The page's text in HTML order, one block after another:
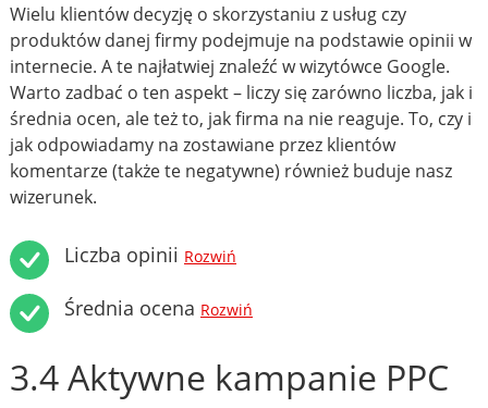
Wielu klientów decyzję o skorzystaniu z usług czy
produktów danej firmy podejmuje na podstawie opinii w
internecie. A te najłatwiej znaleźć w wizytówce Google.
Warto zadbać o ten aspekt – liczy się zarówno liczba, jak i
średnia ocen, ale też to, jak firma na nie reaguje. To, czy i
jak odpowiadamy na zostawiane przez klientów
komentarze (także te negatywne) również buduje nasz
wizerunek.
Liczba opinii Rozwiń
Średnia ocena Rozwiń
3.4 Aktywne kampanie PPC